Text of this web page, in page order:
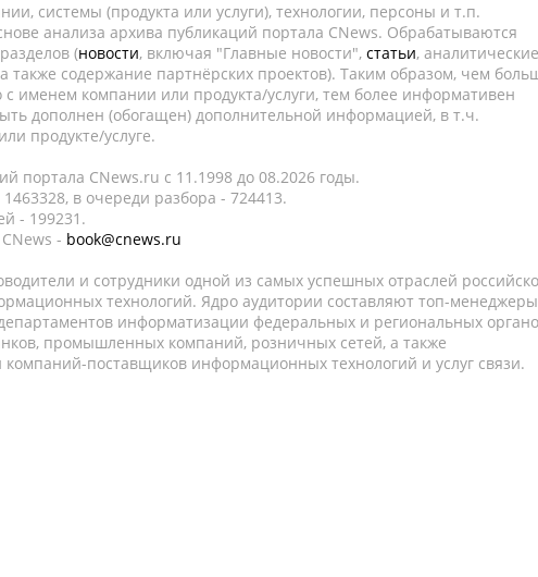
системы (продукта или услуги), технологии, персоны и т.п.
анализа архива публикаций портала CNews. Обрабатываются
(новости, включая "Главные новости", статьи, аналитические
также содержание партнёрских проектов). Таким образом, чем
именем компании или продукта/услуги, тем более информативен
дополнен (обогащен) дополнительной информацией, в т.ч.
продукте/услуге.
портала CNews.ru c 11.1998 до 08.2026 годы.
в очереди разбора - 724413.
- 199231.
- book@cnews.ru
и сотрудники одной из самых успешных отраслей
технологий. Ядро аудитории составляют топ-
информатизации федеральных и региональных
промышленных компаний, розничных сетей, а также
компаний-поставщиков информационных технологий и услуг связи.